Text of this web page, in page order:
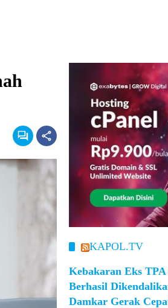
KAPOL.TV
Kebakaran Eks
Berhasil
Damkar Gerak